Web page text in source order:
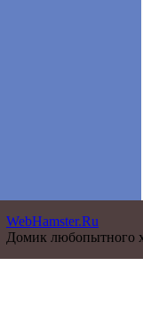
WebHamster.Ru
Домик любопытного